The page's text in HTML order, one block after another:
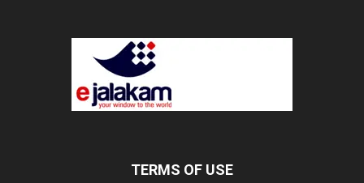
TERMS OF USE